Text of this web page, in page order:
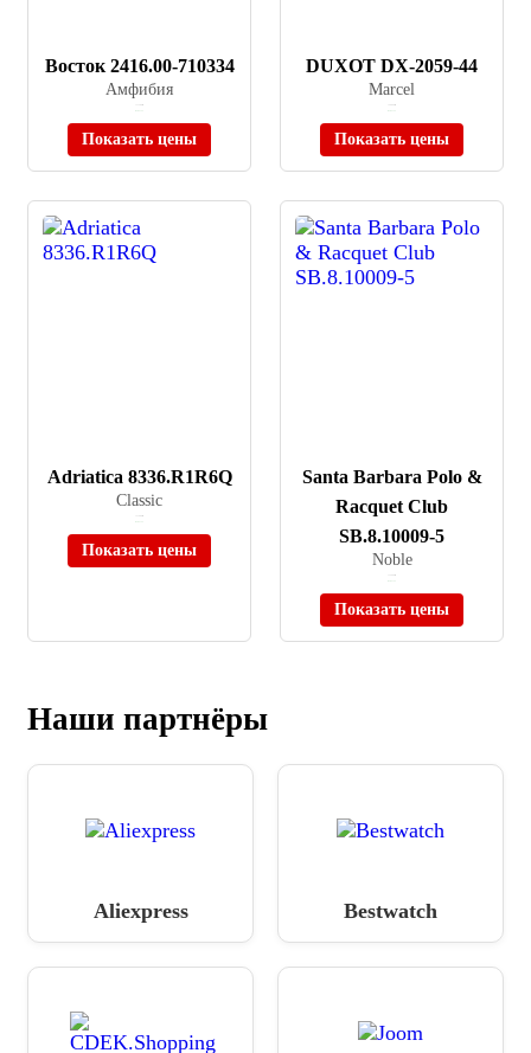
Восток 2416.00-710334
Амфибия
Показать цены
DUXOT DX-2059-44
Marcel
Показать цены
Adriatica 8336.R1R6Q
Classic
Показать цены
Santa Barbara Polo &
Racquet Club
SB.8.10009-5
Noble
Показать цены
Наши партнёры
Aliexpress Bestwatch